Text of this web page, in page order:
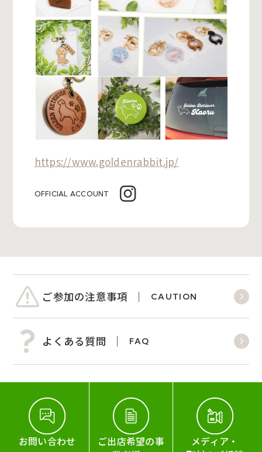
https://www.goldenrabbit.jp/
OFFICIAL ACCOUNT
ご参加の注意事項 CAUTION
よくある質問 FAQ
お問い合わせ
ご出店希望の事
メディア・